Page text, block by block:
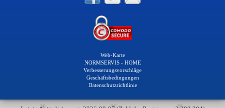
Web-Karte
NORMSERVIS - HOME
Verbesserungsvorschläge
Geschäftsbedingungen
Datenschutzrichtlinie